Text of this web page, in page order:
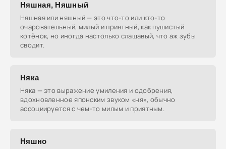
Няшная, Няшный
Няшная или няшный — это что-то или кто-то
очаровательный, милый и приятный, как пушистый
котёнок, но иногда настолько слащавый, что аж зубы
сводит.
Няка
Няка — это выражение умиления и одобрения,
вдохновленное японским звуком «ня», обычно
ассоциируется с чем-то милым и приятным.
Няшно